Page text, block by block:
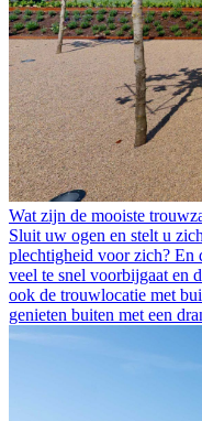
Wat zijn de mooiste
Sluit uw ogen en stelt u
plechtigheid voor zich? En
veel te snel voorbijgaat en
ook de trouwlocatie met
genieten buiten met een